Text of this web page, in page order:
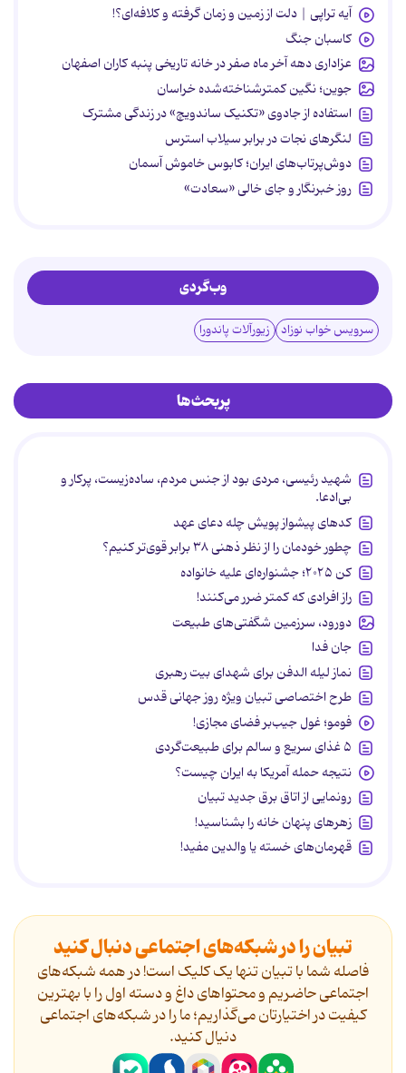
آیه تراپی | دلت از زمین و زمان گرفته و کلافه‌ای؟!
کاسبان جنگ
عزاداری دهه آخر ماه صفر در خانه تاریخی پنبه کاران اصفهان
جوین؛ نگین کمترشناخته‌شده خراسان
استفاده از جادوی «تکنیک ساندویچ» در زندگی مشترک
لنگرهای نجات در برابر سیلاب استرس
دوش‌پرتاب‌های ایران؛ کابوس خاموش آسمان
روز خبرنگار و جای خالی «سعادت»
وب‌گردی
سرویس خواب نوزاد زیورآلات پاندورا
پربحث‌ها
شهید رئیسی، مردی بود از جنس مردم، ساده‌زیست، پرکار و
بی‌ادعا.
کدهای پیشواز پویش چله دعای عهد
چطور خودمان را از نظر ذهنی ۳۸ برابر قوی‌تر کنیم؟
کن ۲۰۲۵؛ جشنواره‌ای علیه خانواده
راز افرادی که کمتر ضرر می‌کنند!
دورود، سرزمین شگفتی‌های طبیعت
جان فدا
نماز لیله الدفن برای شهدای بیت رهبری
طرح اختصاصی تبیان ویژه روز جهانی قدس
فومو؛ غول جیب‌بر فضای مجازی!
۵ غذای سریع و سالم برای طبیعت‌گردی
نتیجه حمله آمریکا به ایران چیست؟
رونمایی از اتاق برق جدید تبیان
زهرهای پنهان خانه را بشناسید!
قهرمان‌های خسته یا والدین مفید!
تبیان را در شبکه‌های اجتماعی دنبال کنید
فاصله شما با تبیان تنها یک کلیک است! در همه شبکه‌های
اجتماعی حاضریم و محتواهای داغ و دسته اول را با بهترین
کیفیت در اختیارتان می‌گذاریم؛ ما را در شبکه‌های اجتماعی
دنیال کنید.